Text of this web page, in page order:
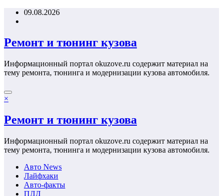
Перейти09.08.2026
Ремонт и тюнинг кузова
Информационный портал okuzove.ru содержит материал на
тему ремонта, тюнинга и модернизации кузова автомобиля.
×
Ремонт и тюнинг кузова
Информационный портал okuzove.ru содержит материал на
тему ремонта, тюнинга и модернизации кузова автомобиля.
Авто News
Лайфхаки
Авто-факты
ПДД